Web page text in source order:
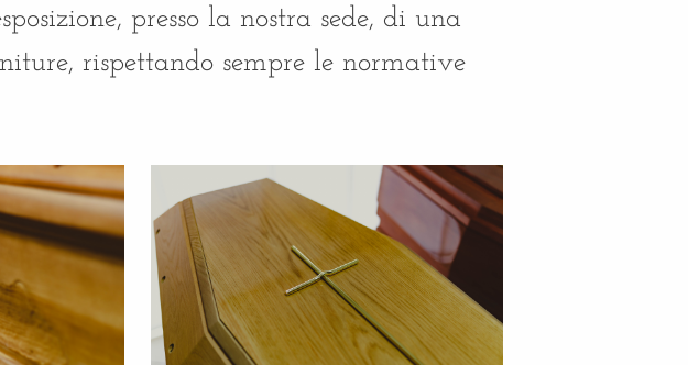
presso la nostra sede, di una
rispettando sempre le normative